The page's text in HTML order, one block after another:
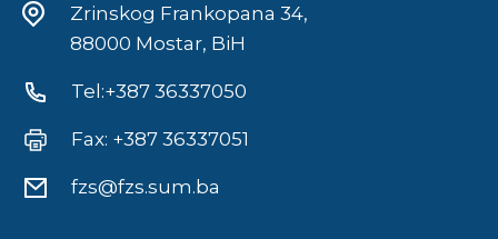
Zrinskog Frankopana 34,
88000 Mostar, BiH
Tel:+387 36337050
Fax: +387 36337051
fzs@fzs.sum.ba